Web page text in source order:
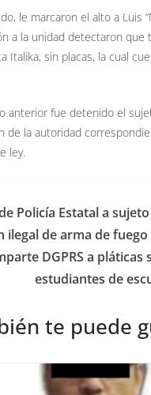
le marcaron el alto a Luis
a la unidad detectaron que
Italika, sin placas, la cual
anterior fue detenido el
de la autoridad
ley.
Policía Estatal a
ilegal de arma de
DGPRS a pláticas
estudiantes de
te puede